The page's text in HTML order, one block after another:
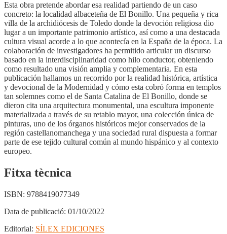
Esta obra pretende abordar esa realidad partiendo de un caso
concreto: la localidad albaceteña de El Bonillo. Una pequeña y rica
villa de la archidiócesis de Toledo donde la devoción religiosa dio
lugar a un importante patrimonio artístico, así como a una destacada
cultura visual acorde a lo que acontecía en la España de la época. La
colaboración de investigadores ha permitido articular un discurso
basado en la interdisciplinaridad como hilo conductor, obteniendo
como resultado una visión amplia y complementaria. En esta
publicación hallamos un recorrido por la realidad histórica, artística
y devocional de la Modernidad y cómo esta cobró forma en templos
tan solemnes como el de Santa Catalina de El Bonillo, donde se
dieron cita una arquitectura monumental, una escultura imponente
materializada a través de su retablo mayor, una colección única de
pinturas, uno de los órganos históricos mejor conservados de la
región castellanomanchega y una sociedad rural dispuesta a formar
parte de ese tejido cultural común al mundo hispánico y al contexto
europeo.
Fitxa tècnica
ISBN: 9788419077349
Data de publicació: 01/10/2022
Editorial: SÍLEX EDICIONES